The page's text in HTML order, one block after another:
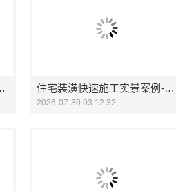
有限公司焕新您的家 住宅装潢快速施工实景案例-顶派全铝高端定制
2026-07-30 03:12:32